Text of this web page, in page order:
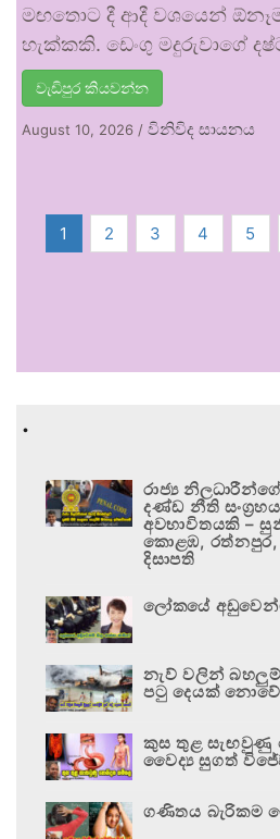
මඟතොට දී ආදී වශයෙන්
හැක්කකි. ඩෙංගු මදුරුවාගේ
වැඩිපුර කියවන්න
August 10, 2026 / විනිවිද සායනය
1 2 3 4 5
.
රාජ්‍ය
දණ්ඩ නීති
අවභාවිතයකි –
කොළඹ, රත්නපුර,
දිසාපති
ලෝකයේ
නැව් වලින්
පටු දෙයක් නොවේ
කුස තුළ සැඟවුණු
වෛද්‍ය සුගත්
ගණිතය බැරිකම